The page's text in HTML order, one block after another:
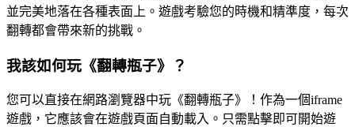
並完美地落在各種表面上。遊戲考驗您的時機和精準度，每次
翻轉都會帶來新的挑戰。
我該如何玩《翻轉瓶子》？
您可以直接在網路瀏覽器中玩《翻轉瓶子》！作為一個iframe
遊戲，它應該會在遊戲頁面自動載入。只需點擊即可開始遊